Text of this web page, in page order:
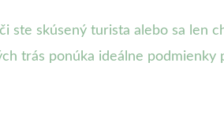
ste skúsený turista alebo sa len
trás ponúka ideálne